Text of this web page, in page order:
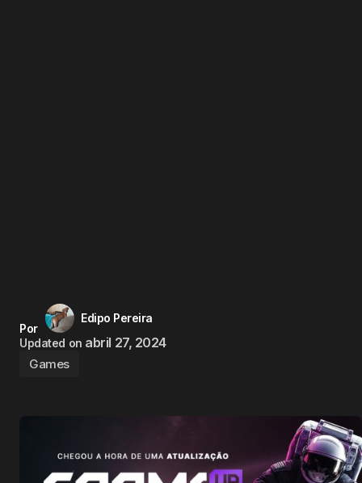
Por
Edipo Pereira
Updated on abril 27, 2024
Games